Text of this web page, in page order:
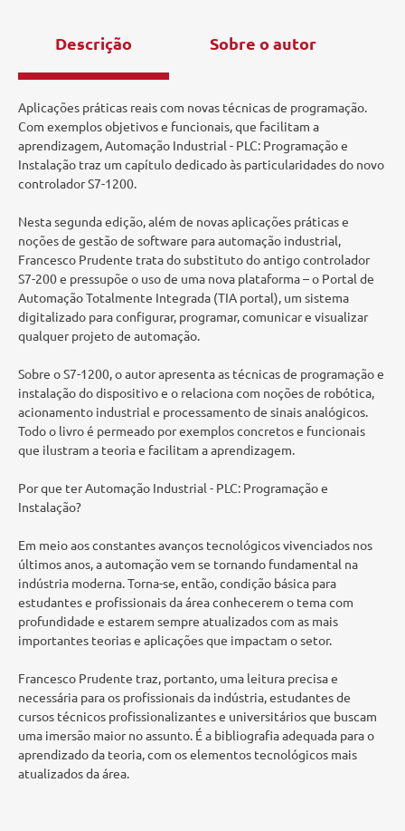
Descrição Sobre o autor
Aplicações práticas reais com novas técnicas de programação.
Com exemplos objetivos e funcionais, que facilitam a
aprendizagem, Automação Industrial - PLC: Programação e
Instalação traz um capítulo dedicado às particularidades do novo
controlador S7-1200.
Nesta segunda edição, além de novas aplicações práticas e
noções de gestão de software para automação industrial,
Francesco Prudente trata do substituto do antigo controlador
S7-200 e pressupõe o uso de uma nova plataforma – o Portal de
Automação Totalmente Integrada (TIA portal), um sistema
digitalizado para configurar, programar, comunicar e visualizar
qualquer projeto de automação.
Sobre o S7-1200, o autor apresenta as técnicas de programação e
instalação do dispositivo e o relaciona com noções de robótica,
acionamento industrial e processamento de sinais analógicos.
Todo o livro é permeado por exemplos concretos e funcionais
que ilustram a teoria e facilitam a aprendizagem.
Por que ter Automação Industrial - PLC: Programação e
Instalação?
Em meio aos constantes avanços tecnológicos vivenciados nos
últimos anos, a automação vem se tornando fundamental na
indústria moderna. Torna-se, então, condição básica para
estudantes e profissionais da área conhecerem o tema com
profundidade e estarem sempre atualizados com as mais
importantes teorias e aplicações que impactam o setor.
Francesco Prudente traz, portanto, uma leitura precisa e
necessária para os profissionais da indústria, estudantes de
cursos técnicos profissionalizantes e universitários que buscam
uma imersão maior no assunto. É a bibliografia adequada para o
aprendizado da teoria, com os elementos tecnológicos mais
atualizados da área.